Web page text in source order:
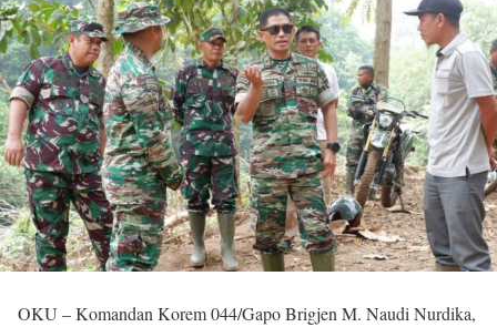
OKU – Komandan Korem 044/Gapo Brigjen M. Naudi Nurdika,